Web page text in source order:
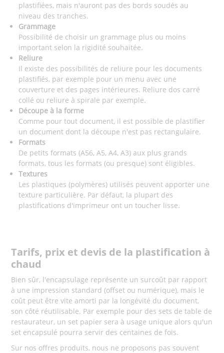
plastifiées, mais n'auront pas des bords soudés au
niveau des tranches.
Grammage
Possibilité de choisir un grammage plus ou moins
important selon la rigidité souhaitée.
Reliure
Il existe des possibilités de reliure pour les documents
plastifiés, par exemple pour un menu avec une
couverture et des pages intérieures. Reliure dos carré
collé ou reliure à spirale par exemple.
Découpe à la forme
Comme pour tout document, il est possible de plastifier
un document dont la découpe n'est pas rectangulaire.
Formats
De petits formats (A56, A5, A4, A3) aux plus grands
formats, tous les formats (ou presque) sont éligibles.
Textures
Les plastiques (polymères) utilisés peuvent apporter une
texture particulière. Par défaut, la plupart des
plastifications d'imprimeur ont un toucher lisse.
Tarifs, prix et devis de la plastification à
chaud
Bien sûr, l'encapsulage représente un surcoût par rapport
à une impression standard (offset ou numérique), mais le
coût peut être vite amorti par la longévité du document,
son côté réutilisable. Par exemple pour des sets de table de
restaurateur, un set papier sera à usage unique alors qu'un
set encapsulé pourra servir des centaines de fois.
Sur nos offres produits, nous ne proposons pas souvent